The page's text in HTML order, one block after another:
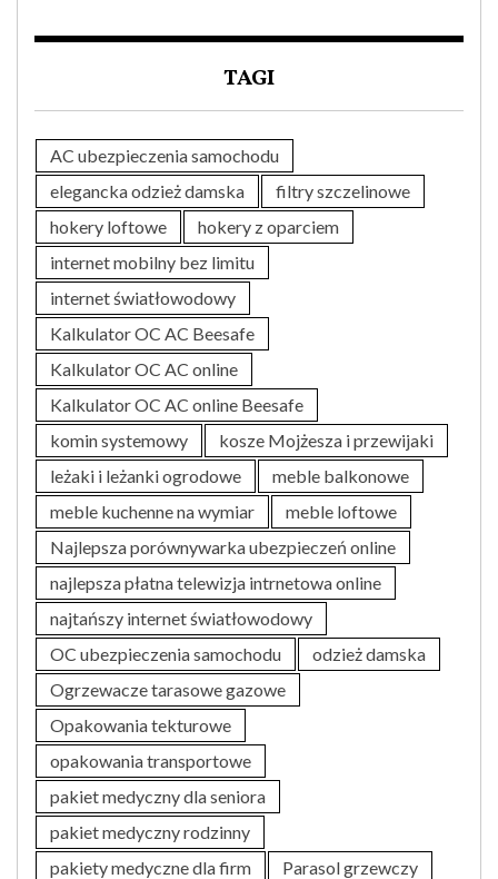
TAGI
AC ubezpieczenia samochodu
elegancka odzież damska
filtry szczelinowe
hokery loftowe
hokery z oparciem
internet mobilny bez limitu
internet światłowodowy
Kalkulator OC AC Beesafe
Kalkulator OC AC online
Kalkulator OC AC online Beesafe
komin systemowy
kosze Mojżesza i przewijaki
leżaki i leżanki ogrodowe
meble balkonowe
meble kuchenne na wymiar
meble loftowe
Najlepsza porównywarka ubezpieczeń online
najlepsza płatna telewizja intrnetowa online
najtańszy internet światłowodowy
OC ubezpieczenia samochodu
odzież damska
Ogrzewacze tarasowe gazowe
Opakowania tekturowe
opakowania transportowe
pakiet medyczny dla seniora
pakiet medyczny rodzinny
pakiety medyczne dla firm
Parasol grzewczy